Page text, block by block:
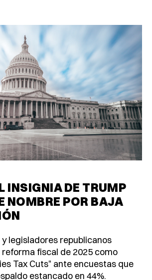
INSIGNIA DE TRUMP
NOMBRE POR BAJA
y legisladores republicanos
fiscal de 2025 como
Tax Cuts" ante encuestas que
estancado en 44%.